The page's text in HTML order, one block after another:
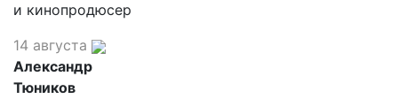
и кинопродюсер
14 августа
Александр
Тюников